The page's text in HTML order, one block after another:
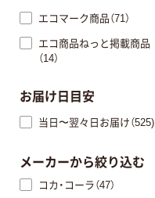
エコマーク商品（71）
エコ商品ねっと掲載商品
（14）
お届け日目安
当日〜翌々日お届け（525)
メーカーから絞り込む
コカ・コーラ（47）